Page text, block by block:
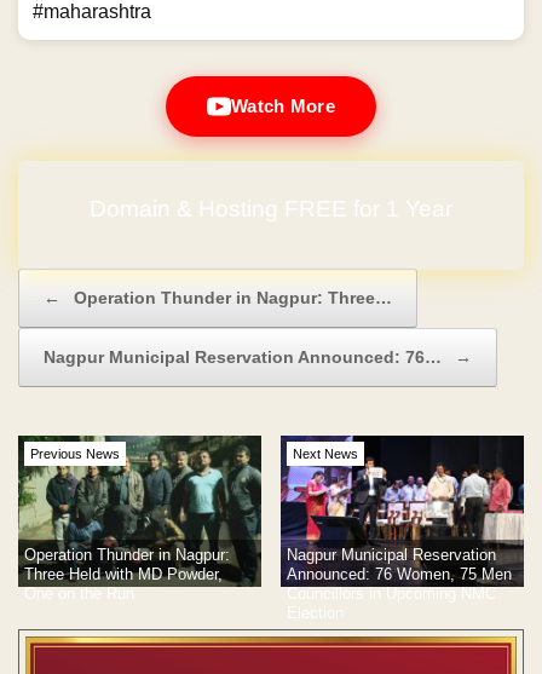
#maharashtra
Watch More
Domain & Hosting FREE for 1 Year
← Operation Thunder in Nagpur: Three…
Nagpur Municipal Reservation Announced: 76… →
Previous News
Operation Thunder in Nagpur:
Three Held with MD Powder,
One on the Run
Next News
Nagpur Municipal Reservation
Announced: 76 Women, 75 Men
Councillors in Upcoming NMC
Election